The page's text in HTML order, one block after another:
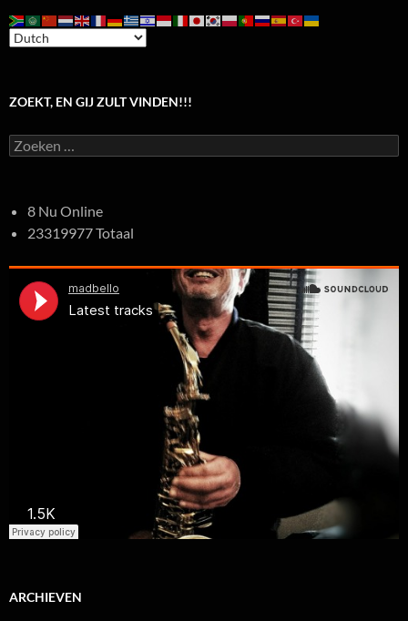
ZOEKT, EN GIJ ZULT VINDEN!!!
Zoeken
naar:
8 Nu Online
23319977 Totaal
ARCHIEVEN